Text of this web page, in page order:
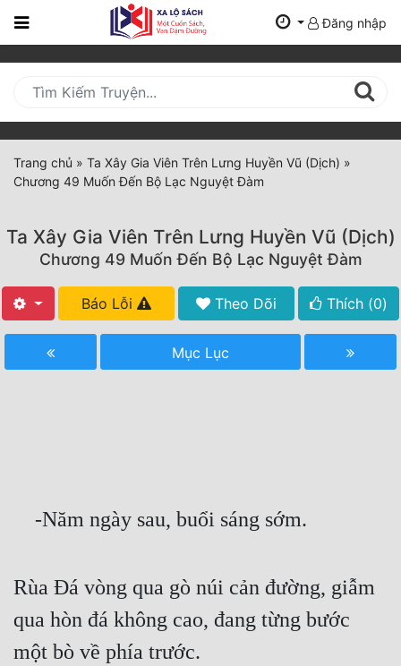
Trang
Mới
Cập
Nhật
(current)
Thể Loại
Tất Cả
Hoàn Thành
Xa Lộ Dịch
Đăng nhập
Trang chủ » Ta Xây Gia Viên Trên Lưng Huyền Vũ (Dịch) »
Chương 49 Muốn Đến Bộ Lạc Nguyệt Đàm
Ta Xây Gia Viên Trên Lưng Huyền Vũ (Dịch)
Chương 49 Muốn Đến Bộ Lạc Nguyệt Đàm
Báo Lỗi Theo Dõi Thích (0)
Mục Lục
    -Năm ngày sau, buổi sáng sớm.
Rùa Đá vòng qua gò núi cản đường, giẫm
qua hòn đá không cao, đang từng bước
một bò về phía trước.